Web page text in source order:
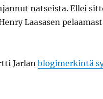
natseista. Ellei
Laasasen
Jarlan blogimerkintä